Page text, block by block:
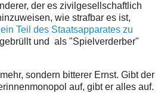
der es zivilgesellschaftlich
wie strafbar es ist,
Teil des Staatsapparates zu
und als "Spielverderber"
sondern bitterer Ernst. Gibt der
auf, gibt er alles auf.